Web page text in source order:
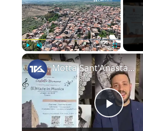
Play Unmute Fullscreen
Play
Motta Sant'Anastasia. L'omaggio al tenore mottese Giuseppe Di Stefano nel giorno della sua nascita.